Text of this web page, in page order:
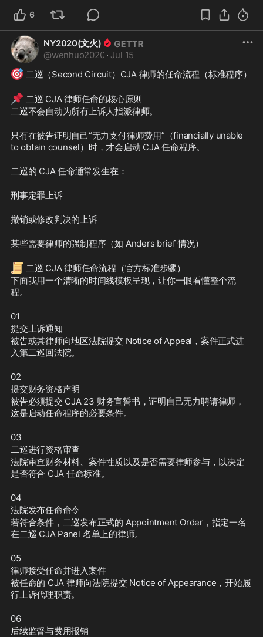
6
NY2020(文火)
@wenhuo2020 · Jul 15
🎯 二巡（Second Circuit）CJA 律师的任命流程（标准程序）
📌 二巡 CJA 律师任命的核心原则
二巡不会自动为所有上诉人指派律师。
只有在被告证明自己“无力支付律师费用”（financially unable
to obtain counsel）时，才会启动 CJA 任命程序。
二巡的 CJA 任命通常发生在：
刑事定罪上诉
撤销或修改判决的上诉
某些需要律师的强制程序（如 Anders brief 情况）
📜 二巡 CJA 律师任命流程（官方标准步骤）
下面我用一个清晰的时间线模板呈现，让你一眼看懂整个流
程。
01
提交上诉通知
被告或其律师向地区法院提交 Notice of Appeal，案件正式进
入第二巡回法院。
02
提交财务资格声明
被告必须提交 CJA 23 财务宣誓书，证明自己无力聘请律师，
这是启动任命程序的必要条件。
03
二巡进行资格审查
法院审查财务材料、案件性质以及是否需要律师参与，以决定
是否符合 CJA 任命标准。
04
法院发布任命命令
若符合条件，二巡发布正式的 Appointment Order，指定一名
在二巡 CJA Panel 名单上的律师。
05
律师接受任命并进入案件
被任命的 CJA 律师向法院提交 Notice of Appearance，开始履
行上诉代理职责。
06
后续监督与费用报销